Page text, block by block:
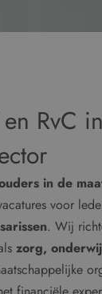
en RvC
in de
voor
. Wij
zorg,